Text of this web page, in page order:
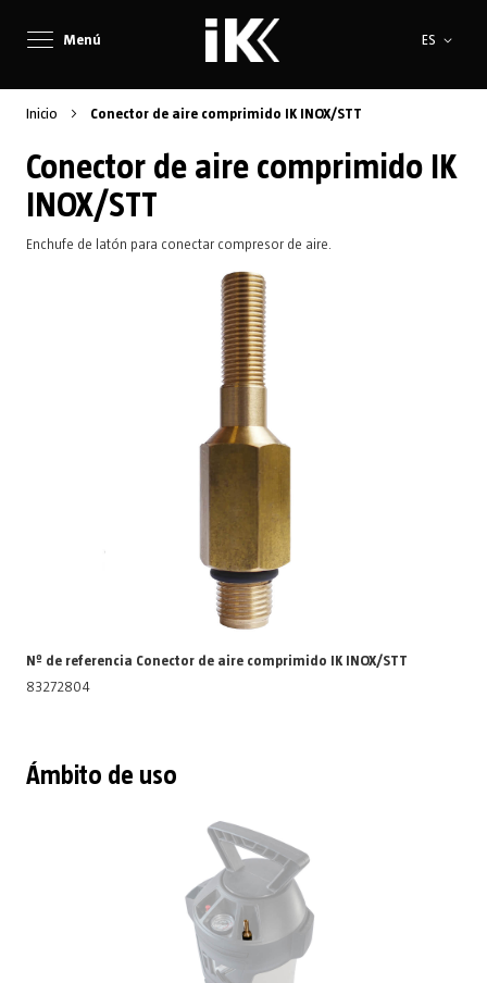
Menú Lenguaje
ES
Inicio Conector de aire comprimido IK INOX/STT
Conector de aire comprimido IK
INOX/STT
Enchufe de latón para conectar compresor de aire.
Nº de referencia Conector de aire comprimido IK INOX/STT
83272804
Ámbito de uso